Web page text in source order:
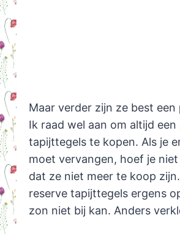
Maar verder zijn ze best een
Ik raad wel aan om altijd
tapijttegels te kopen. Als je
moet vervangen, hoef je
dat ze niet meer te koop
reserve tapijttegels ergens
zon niet bij kan. Anders